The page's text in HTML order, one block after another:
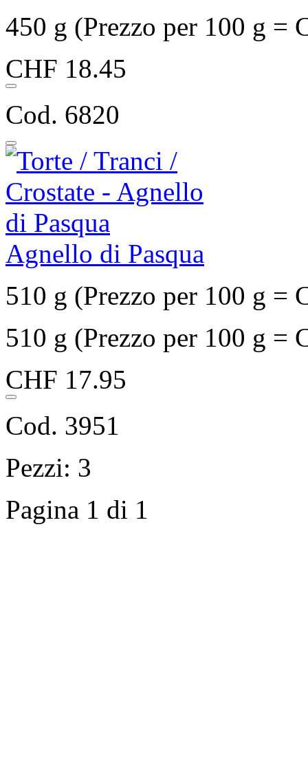
450 g (Prezzo per 100 g =
CHF 18.45
Cod. 6820
Agnello di Pasqua
510 g (Prezzo per 100 g =
510 g (Prezzo per 100 g =
CHF 17.95
Cod. 3951
Pezzi: 3
Pagina 1 di 1